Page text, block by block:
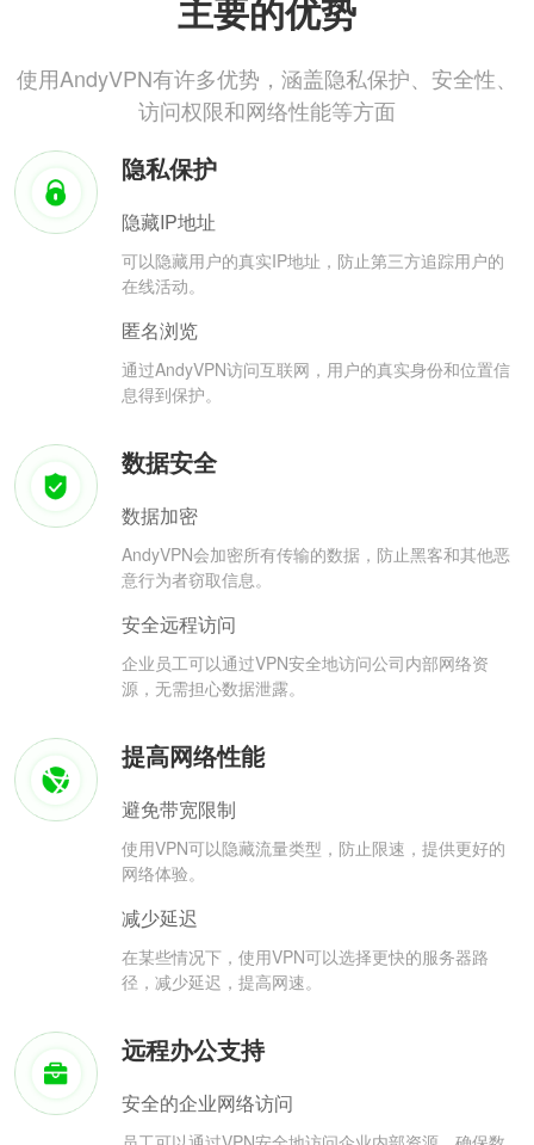
主要的优势
使用AndyVPN有许多优势，涵盖隐私保护、安全性、
访问权限和网络性能等方面
隐私保护
隐藏IP地址
可以隐藏用户的真实IP地址，防止第三方追踪用户的
在线活动。
匿名浏览
通过AndyVPN访问互联网，用户的真实身份和位置信
息得到保护。
数据安全
数据加密
AndyVPN会加密所有传输的数据，防止黑客和其他恶
意行为者窃取信息。
安全远程访问
企业员工可以通过VPN安全地访问公司内部网络资
源，无需担心数据泄露。
提高网络性能
避免带宽限制
使用VPN可以隐藏流量类型，防止限速，提供更好的
网络体验。
减少延迟
在某些情况下，使用VPN可以选择更快的服务器路
径，减少延迟，提高网速。
远程办公支持
安全的企业网络访问